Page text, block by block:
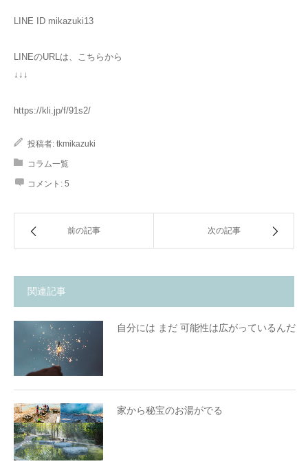
LINE ID mikazuki13
LINEのURLは、こちらから
↓↓↓
https://kli.jp/f/91s2/
投稿者: tkmikazuki
コラム一覧
コメント: 5
前の記事 次の記事
関連記事
自分には まだ 可能性は広がっているんだ
家から秘宝のお湯がでる